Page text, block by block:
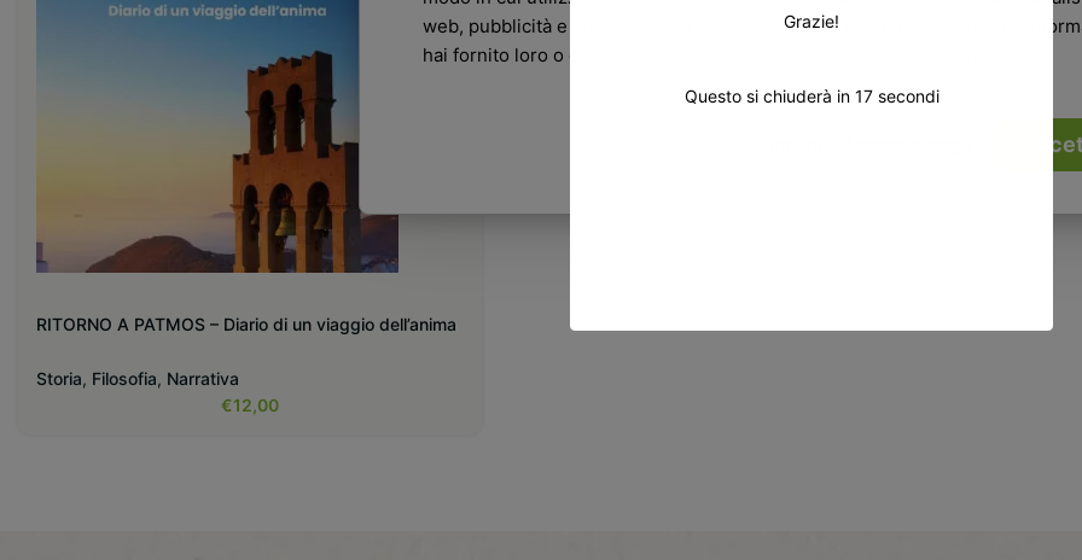
web, pubblicità e social media, i quali potrebbero combinarle con altre
hai fornito loro o che hanno raccolto dal tuo utilizzo dei loro servizi.
RITORNO A PATMOS – Diario di un viaggio dell’anima
Storia, Filosofia, Narrativa
€12,00
Grazie!
Questo si chiuderà in 16 secondi